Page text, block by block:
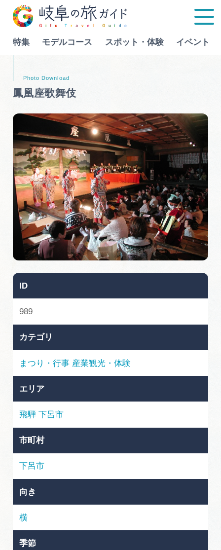
特集 モデルコース スポット・体験 イベント
特集
モデルコース
スポット・体験
イベント
グルメ
旅の予約
早わかり岐阜
買い物・お土産
体験予約サイト「ＶＩＳＩＴ岐阜県」
岐阜県アウトドア観光キャンペーン
岐阜県まるごと観光エリアガイド
岐阜県観光データベース
Language
行きたいリストを見る
鳳凰座歌舞伎
ID
989
カテゴリ
まつり・行事 産業観光・体験
エリア
飛騨 下呂市
市町村
下呂市
向き
横
季節